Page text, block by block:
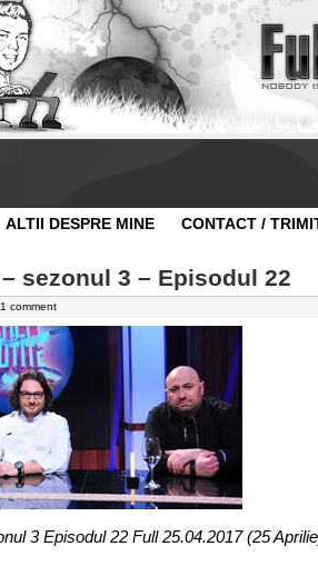
ALTII DESPRE MINE CONTACT /
sezonul 3 – Episodul 22
1 comment
3 Episodul 22 Full 25.04.2017 (25